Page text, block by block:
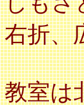
右折、
教室は